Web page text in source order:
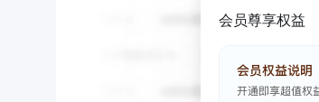
会员尊享权益